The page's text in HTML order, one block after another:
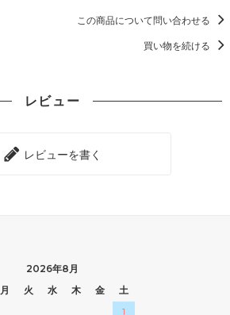
この商品について問い合わせる
買い物を続ける
レビュー
レビューを書く
2026年8月
月 火 水 木 金
土
1